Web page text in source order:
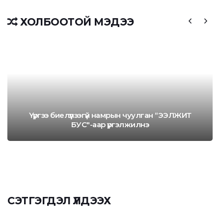
ХОЛБООТОЙ МЭДЭЭ
Үүргээ биелүүлээгүй намрын чуулган “ЭЭЛЖИТ
БУС"-аар үргэлжилнэ
СЭТГЭГДЭЛ ҮЛДЭЭХ